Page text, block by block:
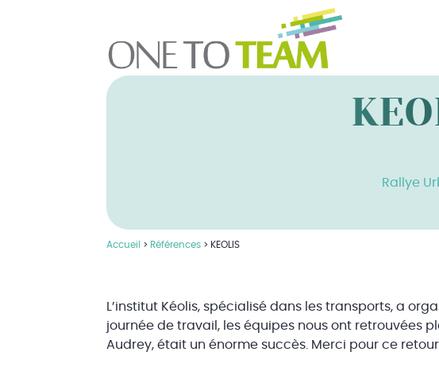
Rallye
Accueil > Références > KEOLIS
L’institut Kéolis, spécialisé dans les transports, a
journée de travail, les équipes nous ont retrouvées
Audrey, était un énorme succès. Merci pour ce